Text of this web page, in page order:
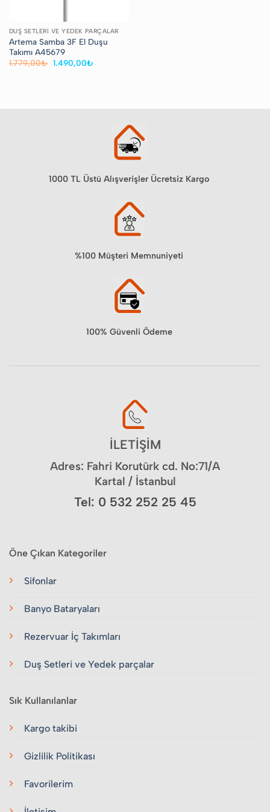
DUŞ SETLERI VE YEDEK PARÇALAR
Artema Samba 3F El Duşu
Takımı A45679
1.779,00₺ Orijinal
1.490,00₺
1000 TL Üstü Alışverişler Ücretsiz Kargo
%100 Müşteri Memnuniyeti
100% Güvenli Ödeme
İLETİŞİM
Adres: Fahri Korutürk cd. No:71/A
Kartal / İstanbul
Tel: 0 532 252 25 45
Öne Çıkan Kategoriler
Sifonlar
Banyo Bataryaları
Rezervuar İç Takımları
Duş Setleri ve Yedek parçalar
Sık Kullanılanlar
Kargo takibi
Gizlilik Politikası
Favorilerim